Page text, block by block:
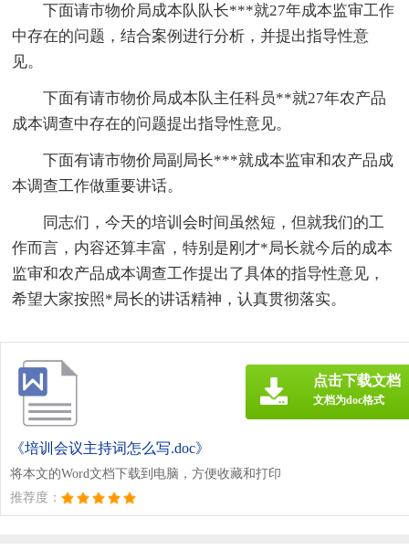
下面请市物价局成本队队长***就27年成本监审工作
中存在的问题，结合案例进行分析，并提出指导性意
见。
下面有请市物价局成本队主任科员**就27年农产品
成本调查中存在的问题提出指导性意见。
下面有请市物价局副局长***就成本监审和农产品成
本调查工作做重要讲话。
同志们，今天的培训会时间虽然短，但就我们的工
作而言，内容还算丰富，特别是刚才*局长就今后的成本
监审和农产品成本调查工作提出了具体的指导性意见，
希望大家按照*局长的讲话精神，认真贯彻落实。
《培训会议主持词怎么写.doc》
将本文的Word文档下载到电脑，方便收藏和打印
推荐度：
点击下载文档
文档为doc格式